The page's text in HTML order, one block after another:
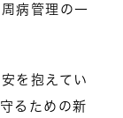
病管理の一
を抱えてい
るための新